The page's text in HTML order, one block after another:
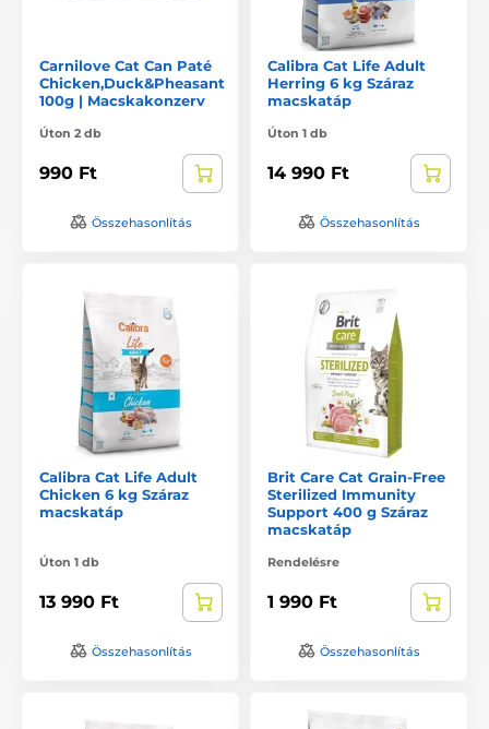
Carnilove Cat Can Paté
Chicken,Duck&Pheasant
100g | Macskakonzerv
Úton 2 db
990 Ft
Összehasonlítás
Calibra Cat Life Adult
Herring 6 kg Száraz
macskatáp
Úton 1 db
14 990 Ft
Összehasonlítás
Calibra Cat Life Adult
Chicken 6 kg Száraz
macskatáp
Úton 1 db
13 990 Ft
Összehasonlítás
Brit Care Cat Grain-Free
Sterilized Immunity
Support 400 g Száraz
macskatáp
Rendelésre
1 990 Ft
Összehasonlítás